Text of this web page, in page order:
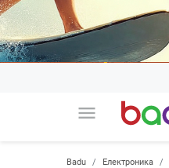
menu
Badu Електроника